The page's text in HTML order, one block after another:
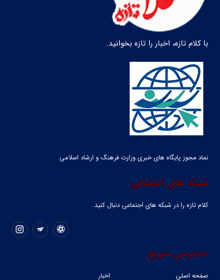
با کلام تازه، اخبار را تازه بخوانید.
نماد مجوز پایگاه های خبری وزارت فرهنگ و ارشاد اسلامی
شبکه های اجتماعی
کلام تازه را در شبکه ‌های اجتماعی دنبال کنید.
دسترسی سریع
صفحه اصلی اخبار